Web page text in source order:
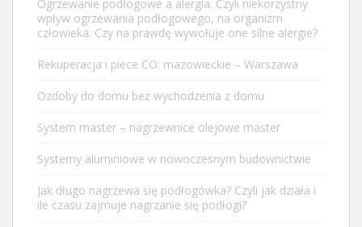
Ogrzewanie podłogowe a alergia. Czyli niekorzystny
wpływ ogrzewania podłogowego, na organizm
człowieka. Czy na prawdę wywołuje one silne alergie?
Rekuperacja i piece CO: mazowieckie – Warszawa
Ozdoby do domu bez wychodzenia z domu
System master – nagrzewnice olejowe master
Systemy aluminiowe w nowoczesnym budownictwie
Jak długo nagrzewa się podłogówka? Czyli jak działa i
ile czasu zajmuje nagrzanie się podłogi?